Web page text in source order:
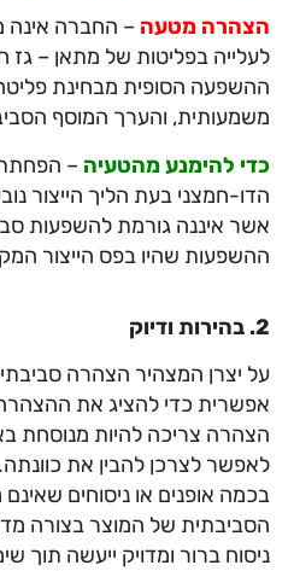
הצהרה מטעה – החברה אינה
לעלייה בפליטות של מתאן – גז
ההשפעה הסופית מבחינת
משמעותית, והערך המוסף
כדי להימנע מהטעיה –
הדו-חמצני בעת הליך הייצור
אשר איננה גורמת להשפעות
ההשפעות שהיו בפס הייצור
2. בהירות ודיוק
על יצרן המצהיר הצהרה
אפשרית כדי להציג את ההצהרה
הצהרה צריכה להיות מנוסחת
לאפשר לצרכן להבין את
בכמה אופנים או ניסוחים
הסביבתית של המוצר בצורה
ניסוח ברור ומדויק ייעשה תוך